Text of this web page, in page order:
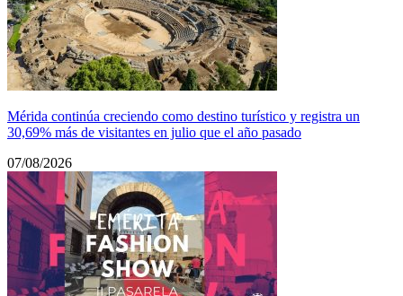
Mérida continúa creciendo como destino turístico y registra un
30,69% más de visitantes en julio que el año pasado
07/08/2026